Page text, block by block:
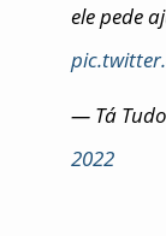
ele pede
— Tá
2022